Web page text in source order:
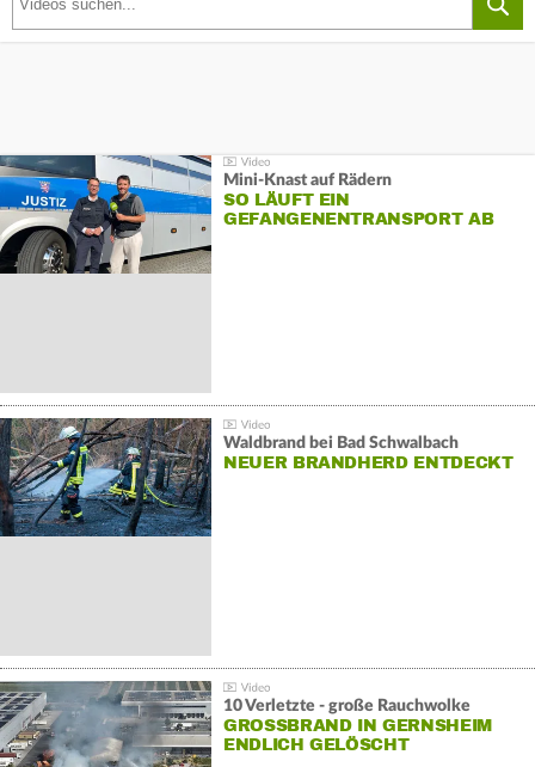
Mini-Knast auf Rädern
SO LÄUFT EIN
GEFANGENENTRANSPORT AB
Waldbrand bei Bad Schwalbach
NEUER BRANDHERD ENTDECKT
10 Verletzte - große Rauchwolke
GROSSBRAND IN GERNSHEIM E
NDLICH GELÖSCHT